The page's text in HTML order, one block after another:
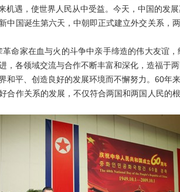
遇，使世界人民从中受益。今天，中国的发
国诞生第六天，中朝即正式建立外交关系，
家在血与火的斗争中亲手缔造的伟大友谊，
，各领域交流与合作不断丰富和深化，造福于
和平、创造良好的发展环境而不懈努力。60年
合作关系的发展，不仅符合两国和两国人民的